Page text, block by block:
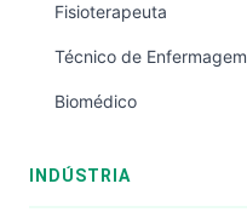
Fisioterapeuta
Técnico de Enfermagem
Biomédico
INDÚSTRIA